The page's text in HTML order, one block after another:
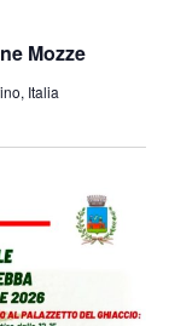
Mozze
Italia